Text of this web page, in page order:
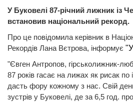
У Буковелі 87-річний лижник із
встановив національний рекорд.
Про це повідомила керівник в
Рекордів Лана Вєтрова, інформує
"Євген Антропов, гірськолижник-
87 років гасає на лижах як рисак по
дасть фору кожному з нас. Свій
зустрів у Буковелі, де за 6,5 год.